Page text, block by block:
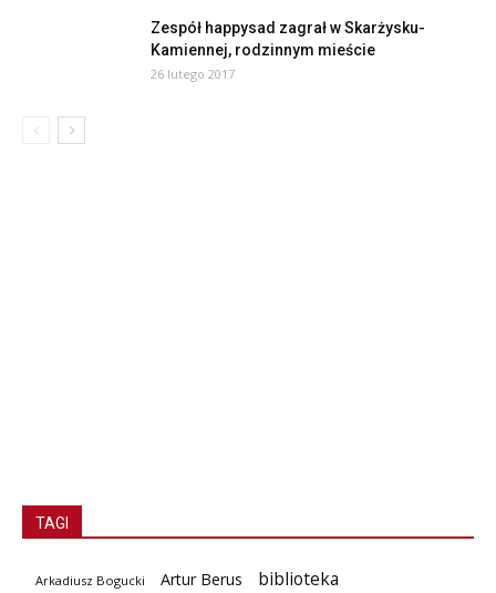
Zespół happysad zagrał w Skarżysku-
Kamiennej, rodzinnym mieście
26 lutego 2017
TAGI
Arkadiusz Bogucki Artur Berus
biblioteka